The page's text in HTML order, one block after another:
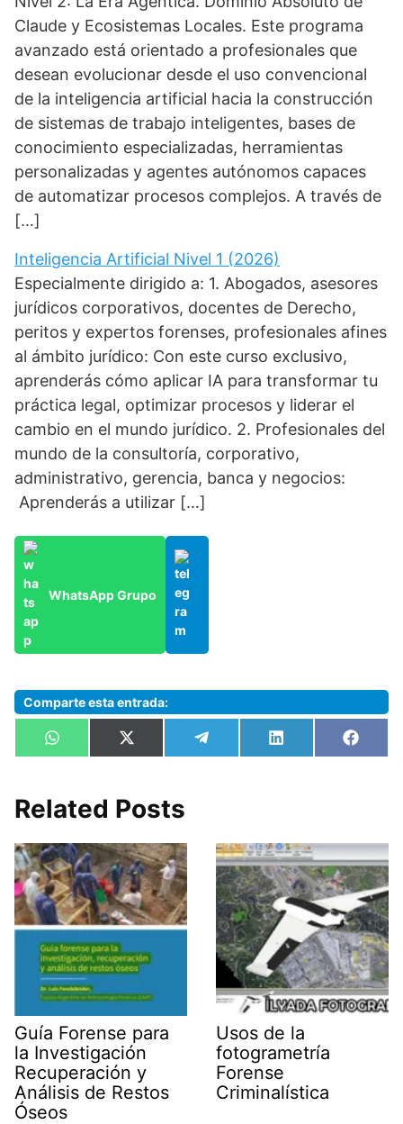
Claude y Ecosistemas Locales. Este programa
avanzado está orientado a profesionales que
desean evolucionar desde el uso convencional
de la inteligencia artificial hacia la construcción
de sistemas de trabajo inteligentes, bases de
conocimiento especializadas, herramientas
personalizadas y agentes autónomos capaces
de automatizar procesos complejos. A través de
[…]
Inteligencia Artificial Nivel 1 (2026)
Especialmente dirigido a: 1. Abogados, asesores
jurídicos corporativos, docentes de Derecho,
peritos y expertos forenses, profesionales afines
al ámbito jurídico: Con este curso exclusivo,
aprenderás cómo aplicar IA para transformar tu
práctica legal, optimizar procesos y liderar el
cambio en el mundo jurídico. 2. Profesionales del
mundo de la consultoría, corporativo,
administrativo, gerencia, banca y negocios:
Aprenderás a utilizar […]
WhatsApp Grupo
Comparte esta entrada:
Compartir
en
W
h
s
A
p
Compartir
en
X
(
i
t
e
r
)
Compartir
en
e
m
Compartir
en
L
i
n
en
F
a
k
Related Posts
Guía Forense para
la Investigación
Recuperación y
Análisis de Restos
Óseos
Usos de la
fotogrametría
Forense
Criminalística